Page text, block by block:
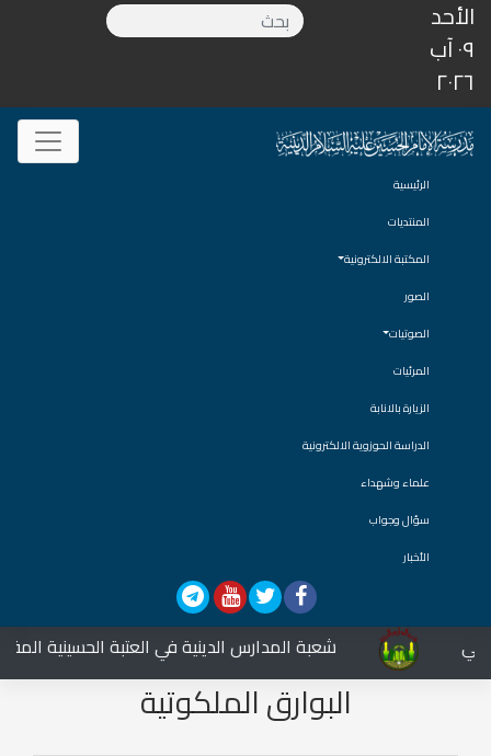
الأحد
٠٩ آب
٢٠٢٦
الرئيسية
المنتديات
المكتبة الالكترونية
الصور
الصوتيات
المرئيات
الزيارة بالانابة
الدراسة الحوزوية الالكترونية
علماء وشهداء
سؤال وجواب
الأخبار
شعبة المدارس الدينية في العتبة الحسينية
البوارق الملكوتية